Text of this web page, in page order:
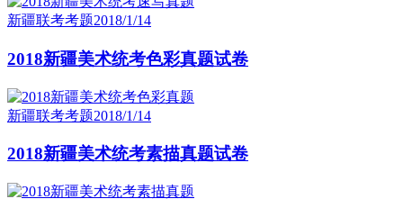
新疆联考考题2018/1/14
2018新疆美术统考色彩真题试卷
新疆联考考题2018/1/14
2018新疆美术统考素描真题试卷